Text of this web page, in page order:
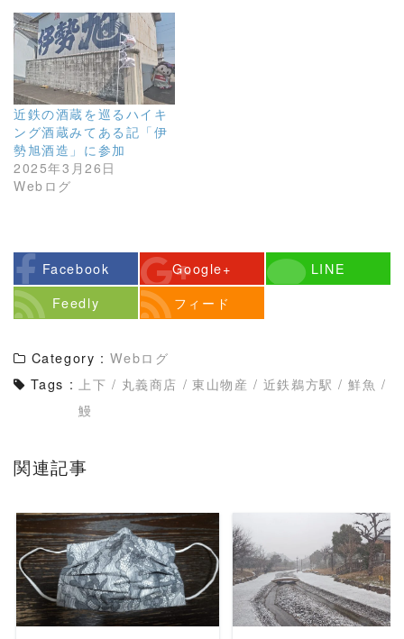
近鉄の酒蔵を巡るハイキ
ング酒蔵みてある記「伊
勢旭酒造」に参加
2025年3月26日
Webログ
Facebook Google+
LINE
Feedly
フィード
Category : Webログ
Tags : 上下 / 丸義商店 / 東山物産 / 近鉄鵜方駅 / 鮮魚 /
鰻
関連記事
READ MORE READ MORE